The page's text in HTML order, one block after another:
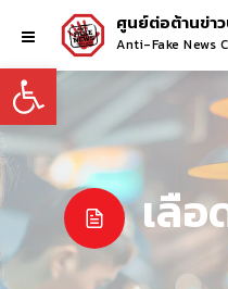
Open toolbar
ศูนย์ต่อต้านข่า
Anti-Fake News
เลื